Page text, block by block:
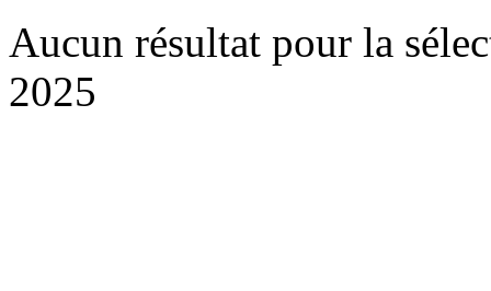
Aucun résultat pour la
2025